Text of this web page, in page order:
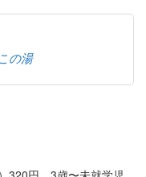
の湯